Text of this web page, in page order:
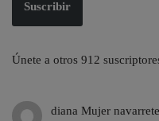
Suscribir
Únete a otros 912
diana Mujer